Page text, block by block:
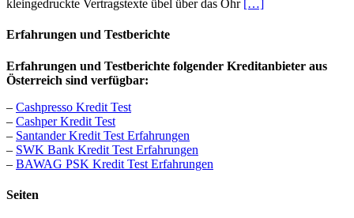
kleingedruckte Vertragstexte übel über das Ohr […]
Erfahrungen und Testberichte
Erfahrungen und Testberichte folgender Kreditanbieter aus
Österreich sind verfügbar:
– Cashpresso Kredit Test
– Cashper Kredit Test
– Santander Kredit Test Erfahrungen
– SWK Bank Kredit Test Erfahrungen
– BAWAG PSK Kredit Test Erfahrungen
Seiten